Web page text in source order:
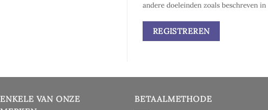
andere doeleinden zoals beschreven in
REGISTREREN
ENKELE VAN ONZE
BETAALMETHODE